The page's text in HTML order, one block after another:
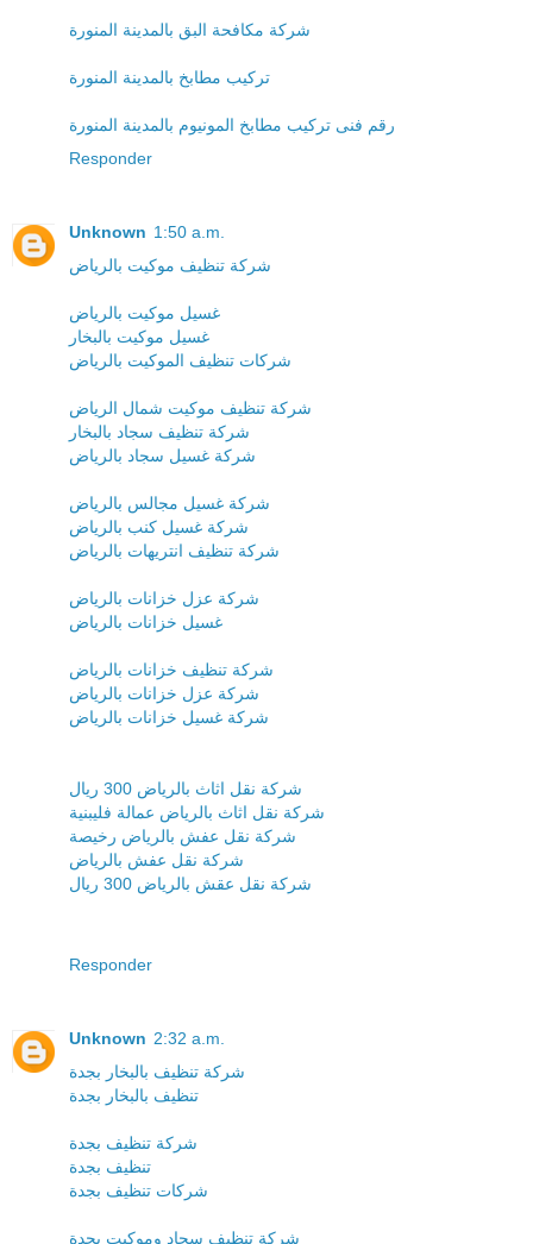
شركة مكافحة البق بالمدينة المنورة
تركيب مطابخ بالمدينة المنورة
رقم فنى تركيب مطابخ المونيوم بالمدينة المنورة
Responder
Unknown 1:50 a.m.
شركة تنظيف موكيت بالرياض
غسيل موكيت بالرياض
غسيل موكيت بالبخار
شركات تنظيف الموكيت بالرياض
شركة تنظيف موكيت شمال الرياض
شركة تنظيف سجاد بالبخار
شركة غسيل سجاد بالرياض
شركة غسيل مجالس بالرياض
شركة غسيل كنب بالرياض
شركة تنظيف انتريهات بالرياض
شركة عزل خزانات بالرياض
غسيل خزانات بالرياض
شركة تنظيف خزانات بالرياض
شركة عزل خزانات بالرياض
شركة غسيل خزانات بالرياض
شركة نقل اثاث بالرياض 300 ريال
شركة نقل اثاث بالرياض عمالة فليبنية
شركة نقل عفش بالرياض رخيصة
شركة نقل عفش بالرياض
شركة نقل عقش بالرياض 300 ريال
Responder
Unknown 2:32 a.m.
شركة تنظيف بالبخار بجدة
تنظيف بالبخار بجدة
شركة تنظيف بجدة
تنظيف بجدة
شركات تنظيف بجدة
شركة تنظيف سجاد وموكيت بجدة